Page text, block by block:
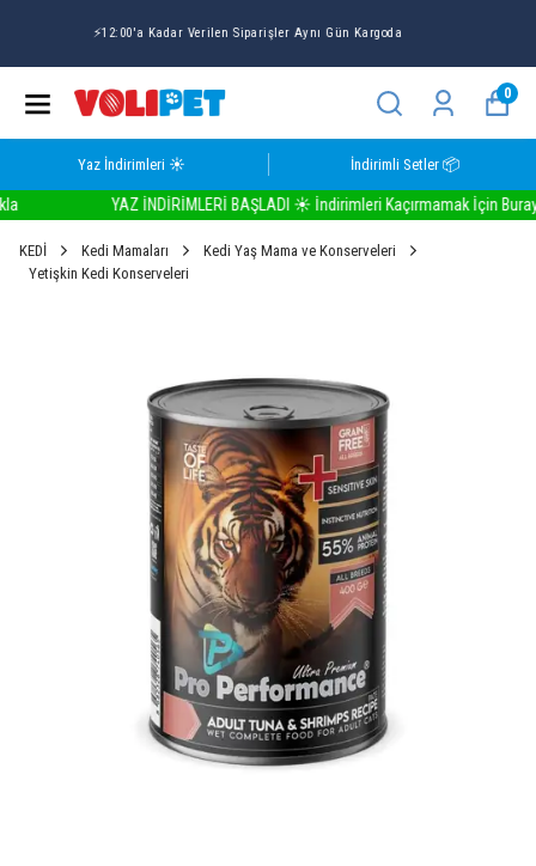
☀️
0
Yaz İndirimleri ☀️ İndirimli Setler 📦
YAZ İNDİRİMLERİ BAŞLADI ☀️ İndirimleri Kaçırmamak İçin Buraya
KEDİ Kedi Mamaları
Kedi Yaş Mama ve Konserveleri
Yetişkin Kedi Konserveleri